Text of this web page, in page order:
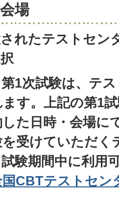
場
れたテストセン
1次試験は、テ
す。上記の第1
た日時・会場に
受けていただく
験期間中に利用
国CBTテストセン